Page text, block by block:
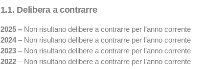
1.1. Delibera a contrarre
2025 – Non risultano delibere a contrarre per l’anno corrente
2024 – Non risultano delibere a contrarre per l’anno corrente
2023 – Non risultano delibere a contrarre per l’anno corrente
2022– Non risultano delibere a contrarre per l’anno corrente